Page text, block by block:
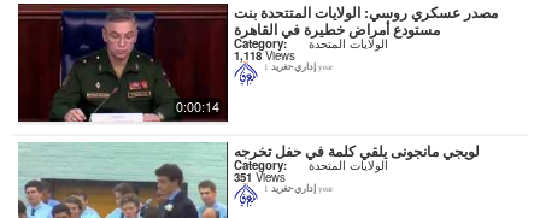
0:00:14
مصدر عسكري روسي: الولايات المتتحدة بنت
مستودع أمراض خطيرة في القاهرة
Category: الولايات المتحدة
1,118Views
إداري-تغريد 1 year
لويجي مانجونى يلقي كلمة في حفل تخرجه
Category: الولايات المتحدة
351 Views
إداري-تغريد 1 year